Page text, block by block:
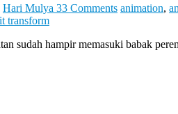
Hari Mulya 33 Comments animation,
transform
sudah hampir memasuki babak